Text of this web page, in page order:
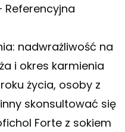
Referencyjna
nadwrażliwość na
i okres karmienia
życia, osoby z
skonsultować się
Forte z sokiem